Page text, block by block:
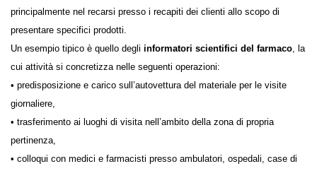
principalmente nel recarsi presso i recapiti dei clienti allo scopo di
presentare specifici prodotti.
Un esempio tipico è quello degli informatori scientifici del farmaco, la
cui attività si concretizza nelle seguenti operazioni:
• predisposizione e carico sull’autovettura del materiale per le visite
giornaliere,
• trasferimento ai luoghi di visita nell’ambito della zona di propria
pertinenza,
• colloqui con medici e farmacisti presso ambulatori, ospedali, case di